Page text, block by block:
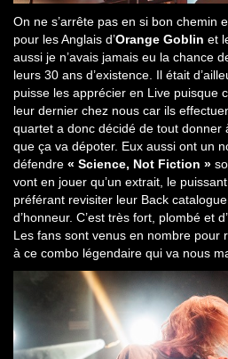
On ne s’arrête pas en si bon chemin
pour les Anglais d’Orange Goblin et
aussi je n’avais jamais eu la chance
leurs 30 ans d’existence. Il était
puisse les apprécier en Live puisque
leur dernier chez nous car ils
quartet a donc décidé de tout donner
que ça va dépoter. Eux aussi ont un
défendre « Science, Not Fiction »
vont en jouer qu’un extrait, le puissant
préférant revisiter leur Back
d’honneur. C’est très fort, plombé et
Les fans sont venus en nombre pour
à ce combo légendaire qui va nous